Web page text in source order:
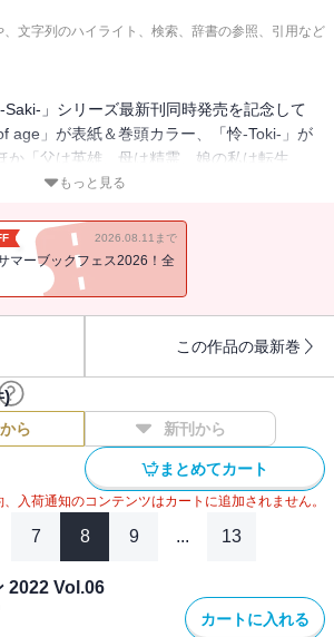
文字列のハイライト、検索、辞書の参照、引用など
」シリーズ最新刊同時発売を記念して
age」が表紙＆巻頭カラー、「怜-Toki-」が
か「父は英雄、母は精霊、娘の私は転生
刊の発売を記念して巻中カラーにて掲載!!※
ん。またプレゼント、アンケートなどへの
紙は紙で発行した雑誌と同一のものです。
ユ the dawn of age」原作：小林立 作画：五
クラゲ 構成：七緒一綺 キャラクター原
家ギャルとリノベ暮らし」ネーム構成：小
ん 監修：エイトデザイン株式会社／「千
剣士」原作：高光晶 キャラクター原案：
「怜-Toki-」原案：小林立 漫画：めきめき
：蝸牛くも(GA文庫/SBクリエイティブ
キャラクター原案：神奈月昇／「スーパー
」地主／「ルビー・オンザ・ケーキ ―人喰
ラノベ文庫) 作画：とうのきり キャラクタ
の世に悪魔はいねーよバーカ」加瀬いかり
もっと見る
2026.08.11まで
マーブックフェス2026！全
この作品の最新巻
)
ら 新刊から
まとめてカート
入荷通知のコンテンツはカートに追加されません。
7 8 9 ... 13
2022 Vol.06
カートに入れる